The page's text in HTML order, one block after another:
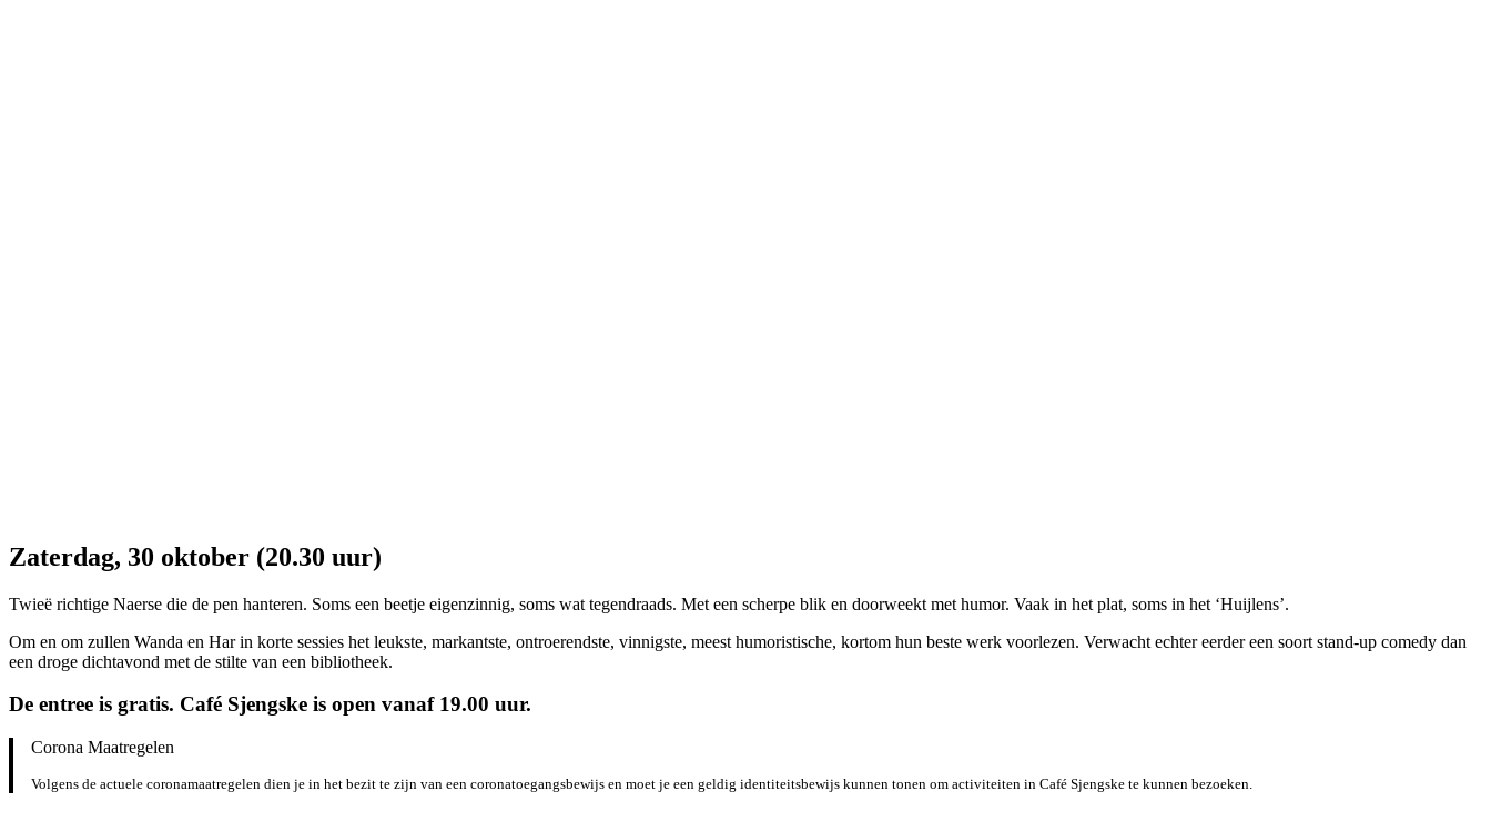
Zaterdag, 30 oktober (20.30 uur)
Twieë richtige Naerse die de pen hanteren. Soms een beetje eigenzinnig, soms wat tegendraads. Met een scherpe blik en doorweekt met humor. Vaak in het plat, soms in het ‘Huijlens’.
Om en om zullen Wanda en Har in korte sessies het leukste, markantste, ontroerendste, vinnigste, meest humoristische, kortom hun beste werk voorlezen. Verwacht echter eerder een soort stand-up comedy dan
een droge dichtavond met de stilte van een bibliotheek.
De entree is gratis. Café Sjengske is open vanaf 19.00 uur.
Corona Maatregelen
Volgens de actuele coronamaatregelen dien je in het bezit te zijn van een coronatoegangsbewijs en moet je een geldig identiteitsbewijs kunnen tonen om activiteiten in Café Sjengske te kunnen bezoeken.